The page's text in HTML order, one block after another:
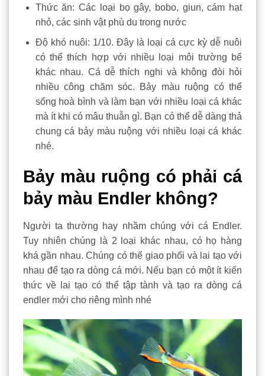
Thức ăn: Các loại bọ gây, bobo, giun, cám hạt
nhỏ, các sinh vật phù du trong nước
Độ khó nuôi: 1/10. Đây là loại cá cực kỳ dễ nuôi
có thể thích hợp với nhiều loại môi trường bể
khác nhau. Cá dễ thích nghi và không đòi hỏi
nhiều công chăm sóc. Bảy màu ruộng có thể
sống hoà bình và làm bạn với nhiều loại cá khác
mà ít khi có mâu thuẫn gì. Bạn có thể dễ dàng thả
chung cá bảy màu ruộng với nhiều loại cá khác
nhé.
Bảy màu ruộng có phải cá
bảy màu Endler không?
Người ta thường hay nhầm chúng với cá Endler.
Tuy nhiên chúng là 2 loại khác nhau, có họ hàng
khá gần nhau. Chúng có thể giao phối và lai tạo với
nhau để tạo ra dòng cá mới. Nếu bạn có một ít kiến
thức về lai tạo có thể tập tành và tạo ra dòng cá
endler mới cho riêng mình nhé